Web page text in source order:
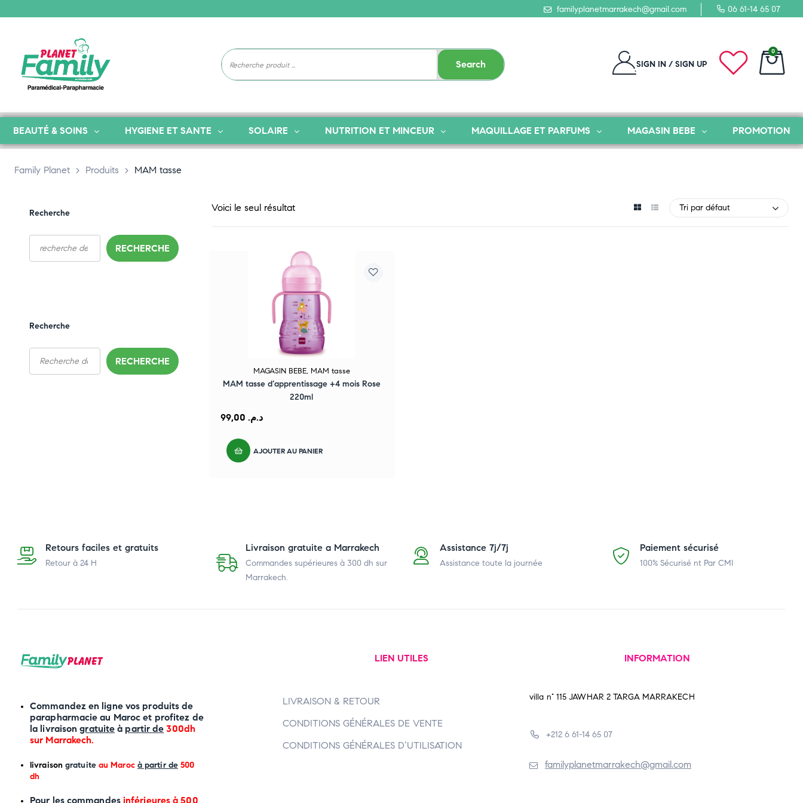
familyplanetmarrakech@gmail.com 06 61-14 65 07
Search SIGN IN / SIGN UP
0
BEAUTÉ & SOINS HYGIENE ET SANTE SOLAIRE NUTRITION ET MINCEUR MAQUILLAGE ET PARFUMS MAGASIN BEBE PROMOTION
Family Planet > Produits > MAM tasse
Voici le seul résultat Tri par défaut
MAGASIN BEBE, MAM tasse
MAM tasse d’apprentissage +4 mois Rose
220ml
د.م.
AJOUTER AU PANIER
Recherche
RECHERCHE
Recherche
RECHERCHE
Retours faciles et gratuits
Retour à 24 H
Livraison gratuite a Marrakech
Commandes supérieures à 300 dhsur
Marrakech.
Assistance 7j/7j
Assistance toute la journée
Paiement sécurisé
100% Sécurisé nt Par CMI
Commandez en ligne vos produits de
parapharmacie au Maroc et profitez de
la livraisongratuite à partir de 300dh
sur Marrakech.
livraison gratuiteau Maroc à partir de500
dh
Pour les commandes inférieures à 500
LIEN UTILES
LIVRAISON & RETOUR
CONDITIONS GÉNÉRALES DE VENTE
CONDITIONS GÉNÉRALES D’UTILISATION
INFORMATION
villa n° 115 JAWHAR 2 TARGA MARRAKECH
+212 6 61-14 65 07
familyplanetmarrakech@gmail.com